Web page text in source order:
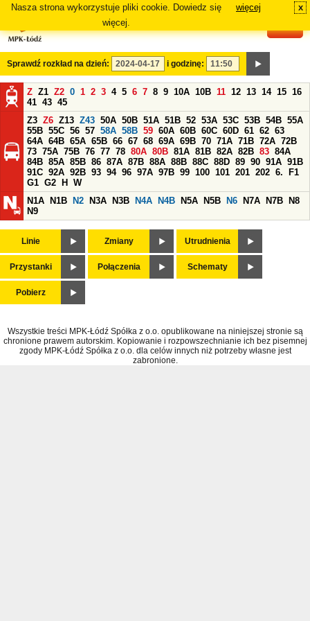
Nasza strona wykorzystuje pliki cookie. Dowiedz się
więcej.
więcej x
Sprawdź rozkład na dzień: i godzinę:
Z Z1 Z2 0 1 2 3 4 5 6 7 8 9 10A 10B 11 12 13 14 15 16
41 43 45
Z3 Z6 Z13 Z43 50A 50B 51A 51B 52 53A 53C 53B 54B 55A
55B 55C 56 57 58A 58B 59 60A 60B 60C 60D 61 62 63
64A 64B 65A 65B 66 67 68 69A 69B 70 71A 71B 72A 72B
73 75A 75B 76 77 78 80A 80B 81A 81B 82A 82B 83 84A
84B 85A 85B 86 87A 87B 88A 88B 88C 88D 89 90 91A 91B
91C 92A 92B 93 94 96 97A 97B 99 100 101 201 202 6.
F1
G1 G2 H
W
N1A
N1B N2 N3A N3B N4A N4B N5A N5B N6 N7A N7B
N8
N9
Linie Zmiany Utrudnienia
Przystanki Połączenia Schematy
Pobierz
Wszystkie treści MPK-Łódź Spółka z o.o. opublikowane na niniejszej stronie są
chronione prawem autorskim. Kopiowanie i rozpowszechnianie ich bez pisemnej
zgody MPK-Łódź Spółka z o.o. dla celów innych niż potrzeby własne jest
zabronione.